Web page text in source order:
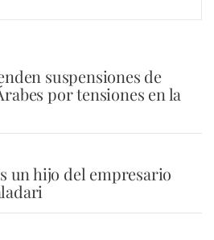
suspensiones de
por tensiones en la
un hijo del empresario